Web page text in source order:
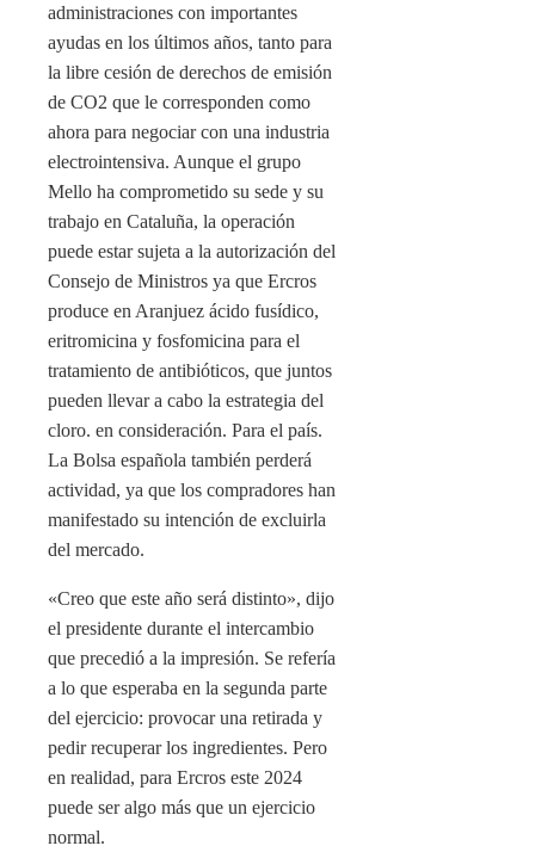
administraciones con importantes
ayudas en los últimos años, tanto para
la libre cesión de derechos de emisión
de CO2 que le corresponden como
ahora para negociar con una industria
electrointensiva. Aunque el grupo
Mello ha comprometido su sede y su
trabajo en Cataluña, la operación
puede estar sujeta a la autorización del
Consejo de Ministros ya que Ercros
produce en Aranjuez ácido fusídico,
eritromicina y fosfomicina para el
tratamiento de antibióticos, que juntos
pueden llevar a cabo la estrategia del
cloro. en consideración. Para el país.
La Bolsa española también perderá
actividad, ya que los compradores han
manifestado su intención de excluirla
del mercado.
«Creo que este año será distinto», dijo
el presidente durante el intercambio
que precedió a la impresión. Se refería
a lo que esperaba en la segunda parte
del ejercicio: provocar una retirada y
pedir recuperar los ingredientes. Pero
en realidad, para Ercros este 2024
puede ser algo más que un ejercicio
normal.